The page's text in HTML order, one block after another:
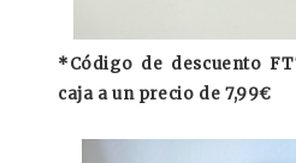
*Código de descuento
caja a un precio de 7,99€